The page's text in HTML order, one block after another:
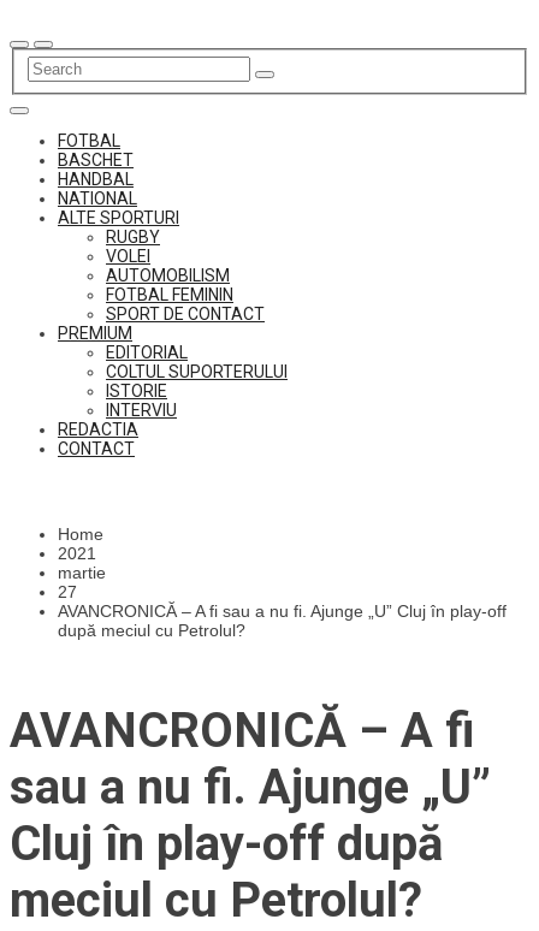
to
content
FOTBAL
BASCHET
HANDBAL
NATIONAL
ALTE SPORTURI
RUGBY
VOLEI
AUTOMOBILISM
FOTBAL FEMININ
SPORT DE CONTACT
PREMIUM
EDITORIAL
COLTUL SUPORTERULUI
ISTORIE
INTERVIU
REDACTIA
CONTACT
Home
2021
martie
27
AVANCRONICĂ – A fi sau a nu fi. Ajunge „U” Cluj în play-off
după meciul cu Petrolul?
AVANCRONICĂ – A fi
sau a nu fi. Ajunge „U”
Cluj în play-off după
meciul cu Petrolul?